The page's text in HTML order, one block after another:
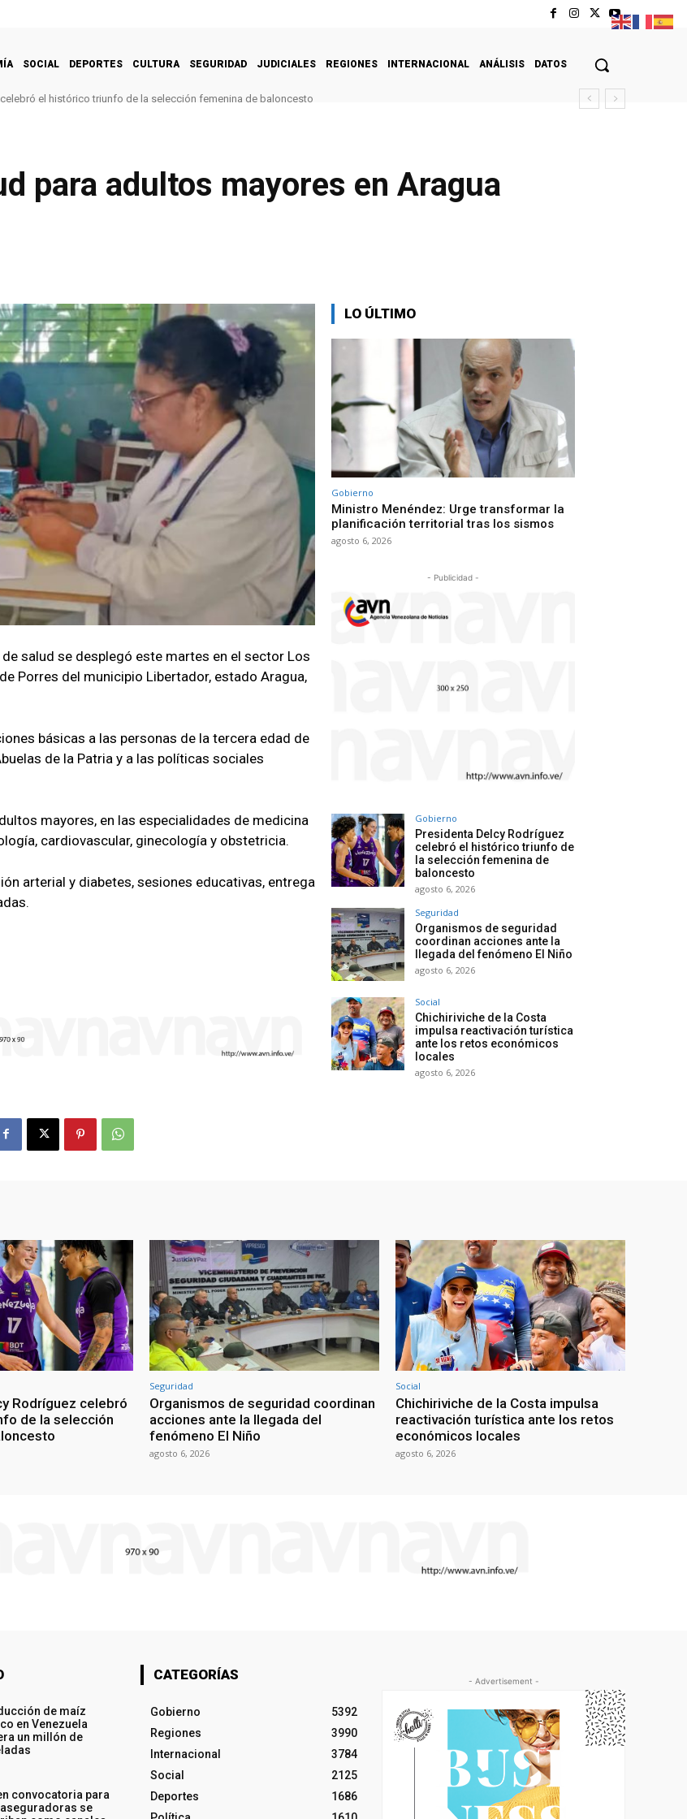
SOCIAL DEPORTES CULTURA SEGURIDAD JUDICIALES REGIONES INTERNACIONAL ANÁLISIS DATOS
el histórico triunfo de la selección femenina de baloncesto
para adultos mayores en Aragua
salud se desplegó este martes en el sector Los
Porres del municipio Libertador, estado Aragua,
básicas a las personas de la tercera edad de
de la Patria y a las políticas sociales
mayores, en las especialidades de medicina
cardiovascular, ginecología y obstetricia.
arterial y diabetes, sesiones educativas, entrega
LO ÚLTIMO
Gobierno
Ministro Menéndez: Urge transformar la
planificación territorial tras los sismos
agosto 6, 2026
- Publicidad -
Gobierno
Presidenta Delcy Rodríguez
celebró el histórico triunfo de
la selección femenina de
baloncesto
agosto 6, 2026
Seguridad
Organismos de seguridad
coordinan acciones ante la
llegada del fenómeno El Niño
agosto 6, 2026
Social
Chichiriviche de la Costa
impulsa reactivación turística
ante los retos económicos
locales
agosto 6, 2026
Rodríguez celebró
de la selección
Seguridad
Organismos de seguridad coordinan
acciones ante la llegada del
fenómeno El Niño
agosto 6, 2026
Social
Chichiriviche de la Costa impulsa
reactivación turística ante los retos
económicos locales
agosto 6, 2026
de maíz
en Venezuela
un millón de
convocatoria para
se
CATEGORÍAS
Gobierno
5392
Regiones
3990
Internacional
3784
Social
2125
Deportes
1686
- Advertisement -